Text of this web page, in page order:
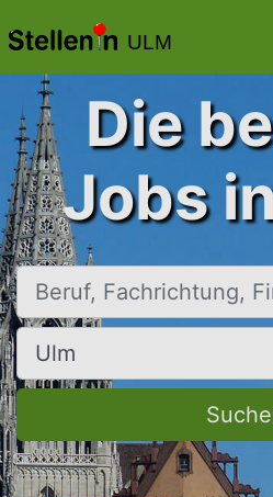
ULM
Die
Jobs
Beruf, Fachrichtung, Firma
Ort, Stadt